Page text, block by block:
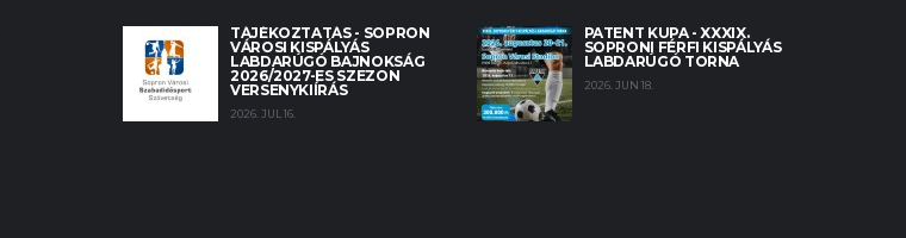
TÁJÉKOZTATÁS - SOPRON
VÁROSI KISPÁLYÁS
LABDARÚGÓ BAJNOKSÁG
2026/2027-ES SZEZON
VERSENYKIÍRÁS
2026. JUL 16.
PATENT KUPA - XXXIX.
SOPRONI FÉRFI KISPÁLYÁS
LABDARÚGÓ TORNA
2026. JUN 18.